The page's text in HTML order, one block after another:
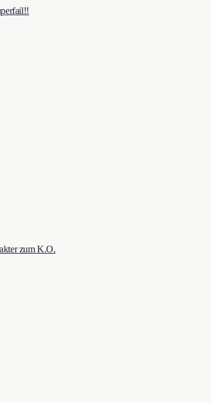
zum K.O.